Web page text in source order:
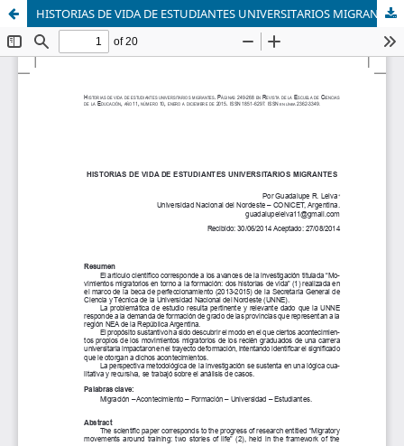
HISTORIAS DE VIDA DE ESTUDIANTES UNIVERSITARIOS MIGRANTES